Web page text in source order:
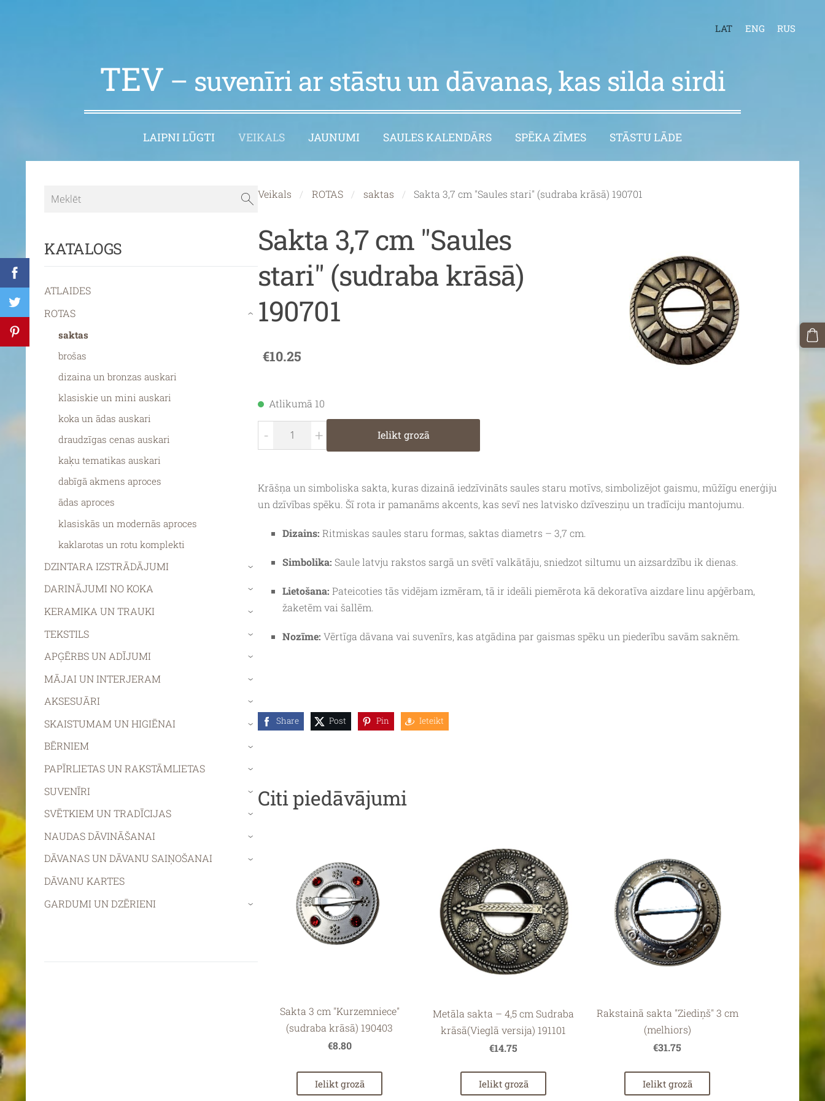
LAT ENG RUS
TEV – suvenīri ar stāstu un dāvanas, kas silda sirdi
LAIPNI LŪGTI VEIKALS JAUNUMI SAULES KALENDĀRS SPĒKA ZĪMES STĀSTU LĀDE
KATALOGS
ATLAIDES
ROTAS
saktas
brošas
dizaina un bronzas auskari
klasiskie un mini auskari
koka un ādas auskari
draudzīgas cenas auskari
kaķu tematikas auskari
dabīgā akmens aproces
ādas aproces
klasiskās un modernās aproces
kaklarotas un rotu komplekti
›
DZINTARA IZSTRĀDĀJUMI ›
DARINĀJUMI NO KOKA ›
KERAMIKA UN TRAUKI ›
TEKSTILS ›
APĢĒRBS UN ADĪJUMI ›
MĀJAI UN INTERJERAM ›
AKSESUĀRI ›
SKAISTUMAM UN HIGIĒNAI ›
BĒRNIEM ›
PAPĪRLIETAS UN RAKSTĀMLIETAS ›
SUVENĪRI ›
SVĒTKIEM UN TRADĪCIJAS ›
NAUDAS DĀVINĀŠANAI ›
DĀVANAS UN DĀVANU SAIŅOŠANAI ›
DĀVANU KARTES
GARDUMI UN DZĒRIENI
›
Veikals ROTAS saktas Sakta 3,7 cm "Saules stari" (sudraba krāsā) 190701
Sakta 3,7 cm "Saules
stari" (sudraba krāsā)
190701
€10.25
Atlikumā 10
- + Ielikt grozā
Krāšņa un simboliska sakta, kuras dizainā iedzīvināts saules staru motīvs, simbolizējot gaismu, mūžīgu enerģiju
un dzīvības spēku. Šī rota ir pamanāms akcents, kas sevī nes latvisko dzīvesziņu un tradīciju mantojumu.
Dizains: Ritmiskas saules staru formas, saktas diametrs – 3,7 cm.
Simbolika: Saule latvju rakstos sargā un svētī valkātāju, sniedzot siltumu un aizsardzību ik dienas.
Lietošana: Pateicoties tās vidējam izmēram, tā ir ideāli piemērota kā dekoratīva aizdare linu apģērbam,
žaketēm vai šallēm.
Nozīme: Vērtīga dāvana vai suvenīrs, kas atgādina par gaismas spēku un piederību savām saknēm.
Share Post Pin Ieteikt
Citi piedāvājumi
Sakta 3 cm "Kurzemniece"
(sudraba krāsā) 190403
€8.80
Ielikt grozā
Metāla sakta – 4,5 cm Sudraba
krāsā(Vieglā versija) 191101
€14.75
Ielikt grozā
Rakstainā sakta "Ziediņš" 3 cm
(melhiors)
€31.75
Ielikt grozā